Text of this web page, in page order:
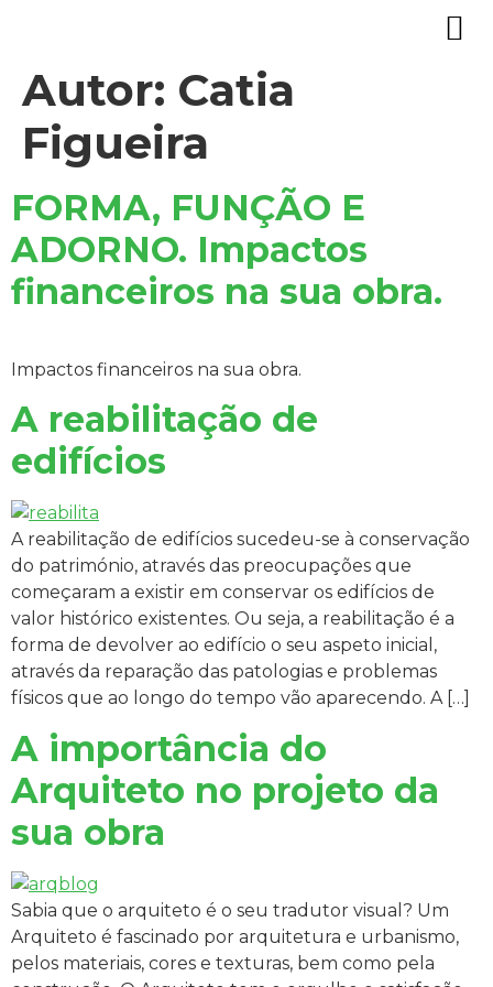
Autor: Catia
Figueira
FORMA, FUNÇÃO E
ADORNO. Impactos
financeiros na sua obra.
Impactos financeiros na sua obra.
A reabilitação de
edifícios
A reabilitação de edifícios sucedeu-se à conservação
do património, através das preocupações que
começaram a existir em conservar os edifícios de
valor histórico existentes. Ou seja, a reabilitação é a
forma de devolver ao edifício o seu aspeto inicial,
através da reparação das patologias e problemas
físicos que ao longo do tempo vão aparecendo. A […]
A importância do
Arquiteto no projeto da
sua obra
Sabia que o arquiteto é o seu tradutor visual? Um
Arquiteto é fascinado por arquitetura e urbanismo,
pelos materiais, cores e texturas, bem como pela